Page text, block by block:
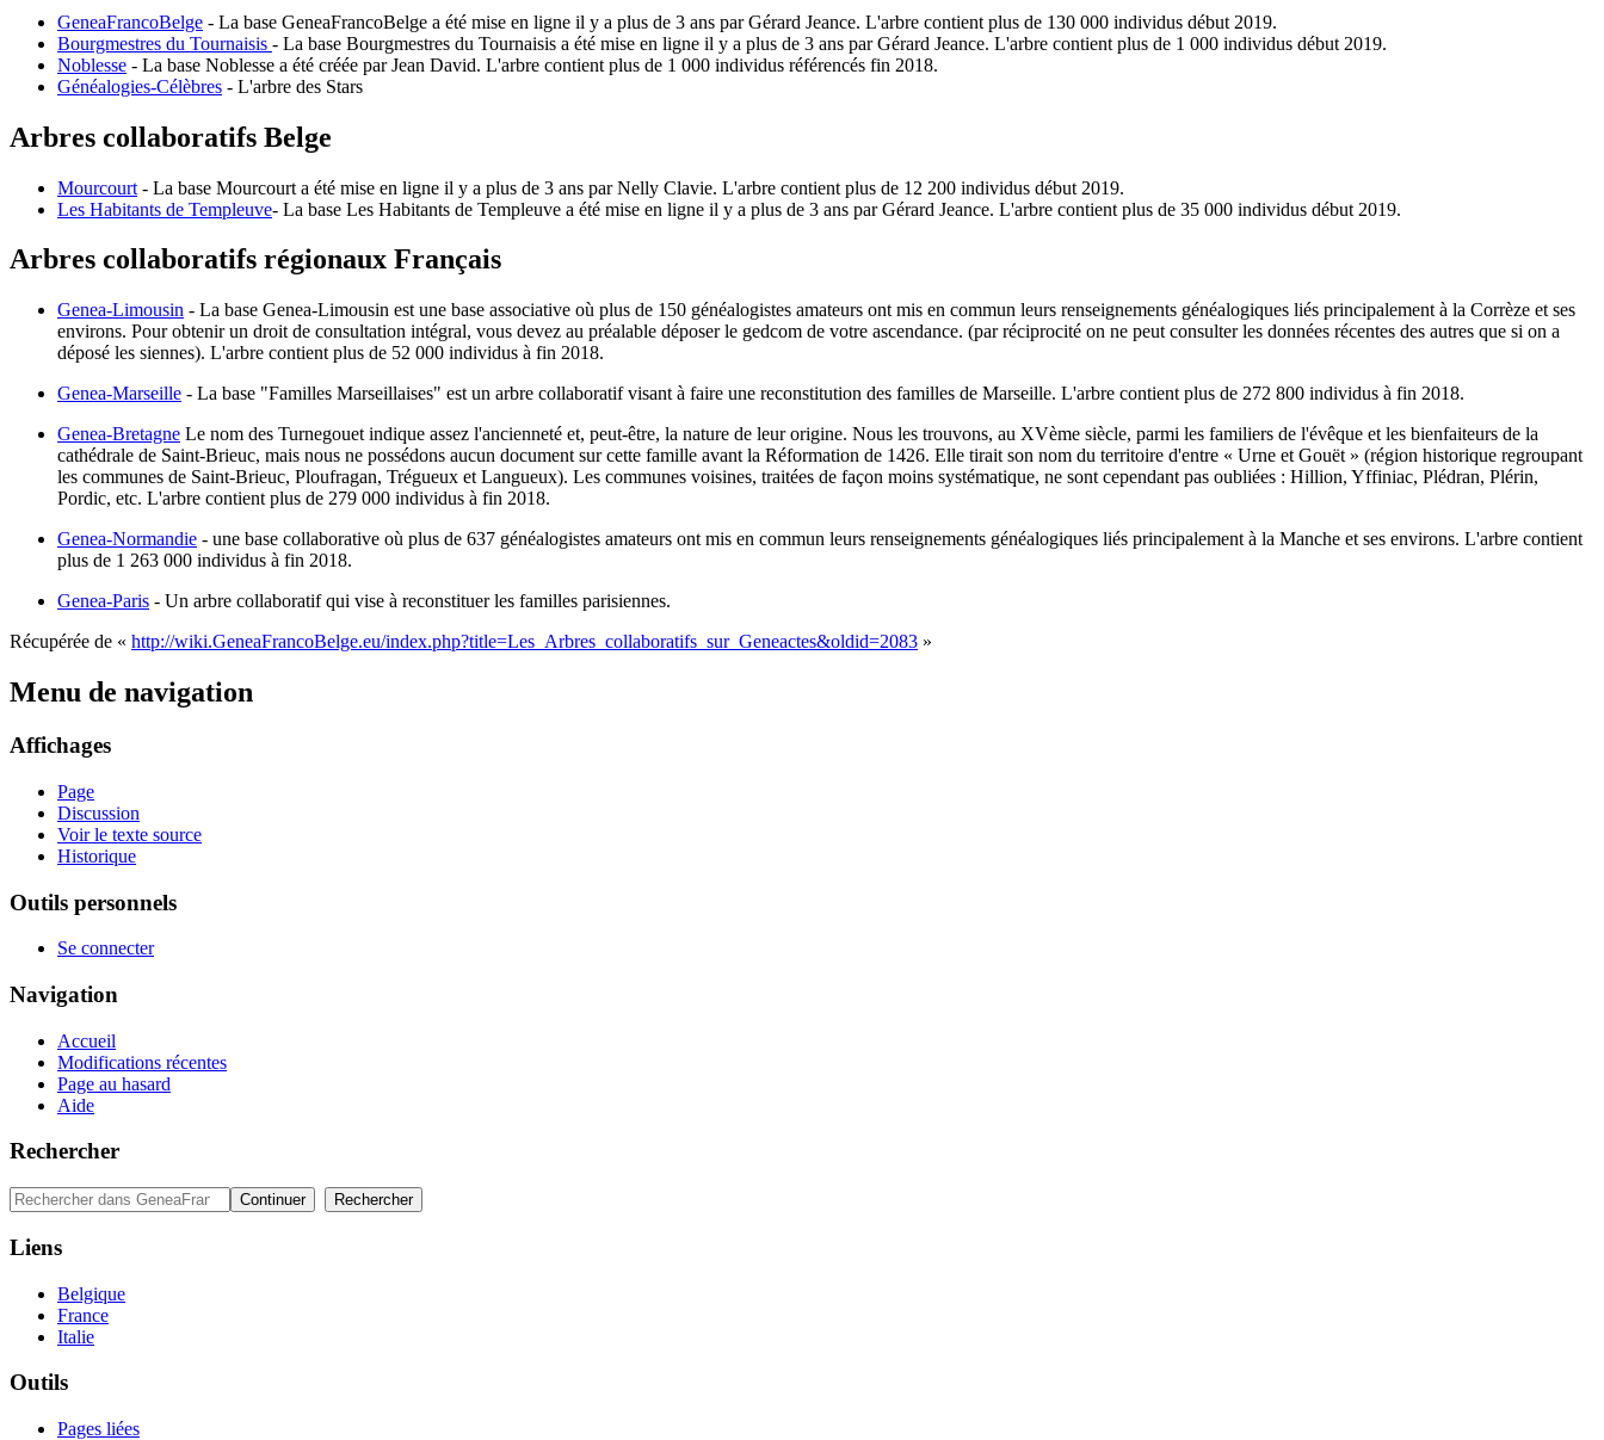
GeneaFrancoBelge - La base GeneaFrancoBelge a été mise en ligne il y a plus de 3 ans par Gérard Jeance. L'arbre contient plus de 130 000 individus début 2019.
Bourgmestres du Tournaisis - La base Bourgmestres du Tournaisis a été mise en ligne il y a plus de 3 ans par Gérard Jeance. L'arbre contient plus de 1 000 individus début 2019.
Noblesse - La base Noblesse a été créée par Jean David. L'arbre contient plus de 1 000 individus référencés fin 2018.
Généalogies-Célèbres - L'arbre des Stars
Arbres collaboratifs Belge
Mourcourt - La base Mourcourt a été mise en ligne il y a plus de 3 ans par Nelly Clavie. L'arbre contient plus de 12 200 individus début 2019.
Les Habitants de Templeuve- La base Les Habitants de Templeuve a été mise en ligne il y a plus de 3 ans par Gérard Jeance. L'arbre contient plus de 35 000 individus début 2019.
Arbres collaboratifs régionaux Français
Genea-Limousin - La base Genea-Limousin est une base associative où plus de 150 généalogistes amateurs ont mis en commun leurs renseignements généalogiques liés principalement à la Corrèze et ses
environs. Pour obtenir un droit de consultation intégral, vous devez au préalable déposer le gedcom de votre ascendance. (par réciprocité on ne peut consulter les données récentes des autres que si on a
déposé les siennes). L'arbre contient plus de 52 000 individus à fin 2018.
Genea-Marseille - La base "Familles Marseillaises" est un arbre collaboratif visant à faire une reconstitution des familles de Marseille. L'arbre contient plus de 272 800 individus à fin 2018.
Genea-Bretagne Le nom des Turnegouet indique assez l'ancienneté et, peut-être, la nature de leur origine. Nous les trouvons, au XVème siècle, parmi les familiers de l'évêque et les bienfaiteurs de la
cathédrale de Saint-Brieuc, mais nous ne possédons aucun document sur cette famille avant la Réformation de 1426. Elle tirait son nom du territoire d'entre « Urne et Gouët » (région historique regroupant
les communes de Saint-Brieuc, Ploufragan, Trégueux et Langueux). Les communes voisines, traitées de façon moins systématique, ne sont cependant pas oubliées : Hillion, Yffiniac, Plédran, Plérin,
Pordic, etc. L'arbre contient plus de 279 000 individus à fin 2018.
Genea-Normandie - une base collaborative où plus de 637 généalogistes amateurs ont mis en commun leurs renseignements généalogiques liés principalement à la Manche et ses environs. L'arbre contient
plus de 1 263 000 individus à fin 2018.
Genea-Paris - Un arbre collaboratif qui vise à reconstituer les familles parisiennes.
Récupérée de « http://wiki.GeneaFrancoBelge.eu/index.php?title=Les_Arbres_collaboratifs_sur_Geneactes&oldid=2083 »
Menu de navigation
Affichages
Page
Discussion
Voir le texte source
Historique
Outils personnels
Se connecter
Navigation
Accueil
Modifications récentes
Page au hasard
Aide
Rechercher
Liens
Belgique
France
Italie
Outils
Pages liées